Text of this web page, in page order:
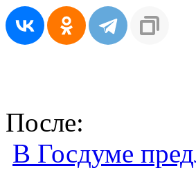
После:
В Госдуме